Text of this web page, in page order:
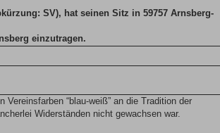
SV), hat seinen Sitz in 59757 Arnsberg-
einzutragen.
“blau-weiß” an die Tradition der
Widerständen nicht gewachsen war.